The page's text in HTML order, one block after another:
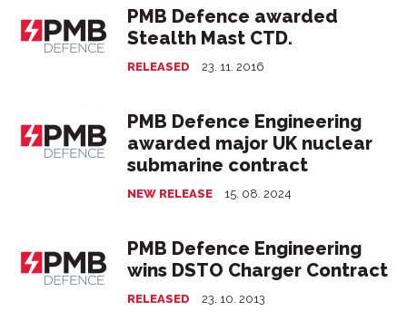
PMB Defence awarded
Stealth Mast CTD.
RELEASED 23. 11. 2016
PMB Defence Engineering
awarded major UK nuclear
submarine contract
NEW RELEASE 15. 08. 2024
PMB Defence Engineering
wins DSTO Charger Contract
RELEASED 23. 10. 2013